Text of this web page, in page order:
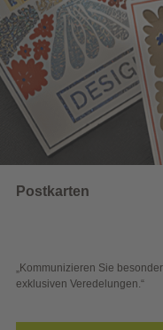
Postkarten
„Kommunizieren Sie besonders
exklusiven Veredelungen.“